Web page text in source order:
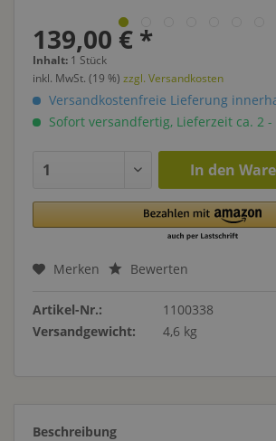
139,00 € *
Inhalt: 1 Stück
inkl. MwSt. (19 %) zzgl. Versandkosten
Versandkostenfreie Lieferung
Sofort versandfertig, Lieferzeit ca. 2 -
In den
Merken Bewerten
Artikel-Nr.:
1100338
Versandgewicht:
4,6 kg
Beschreibung